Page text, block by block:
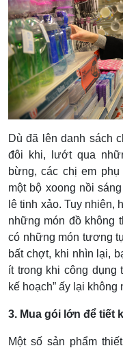
Dù đã lên danh sách
đôi khi, lướt qua
bừng, các chị em
một bộ xoong nồi
lê tinh xảo. Tuy nhiên,
những món đồ không
có những món tương
bất chợt, khi nhìn lại,
ít trong khi công dụng
kế hoạch” ấy lại không
3. Mua gói lớn để tiết
Một số sản phẩm